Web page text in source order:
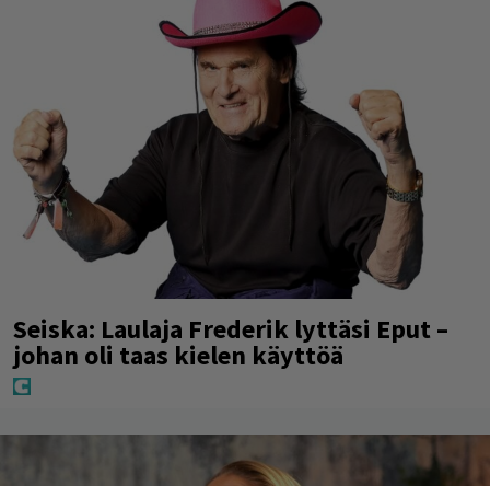
Seiska: Laulaja Frederik lyttäsi Eput –
johan oli taas kielen käyttöä